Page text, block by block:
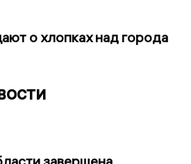
о хлопках над города